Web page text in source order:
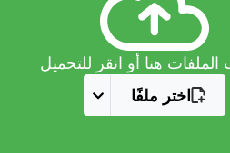
هنا أو انقر للتحميل
اختر ملفًا